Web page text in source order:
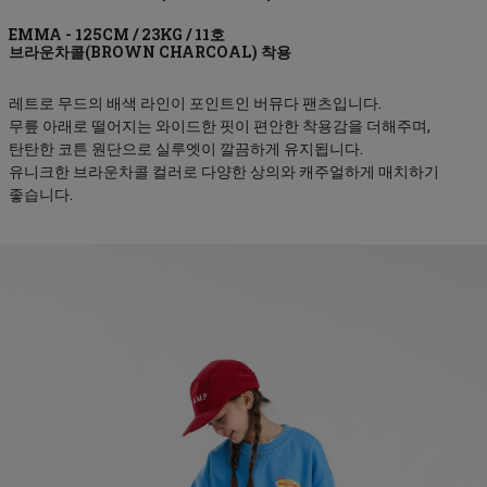
브라운차콜(BROWN CHARCOAL)
레트로 무드의 배색 라인이 포인트인 버뮤다 팬츠입니다.
무릎 아래로 떨어지는 와이드한 핏이 편안한 착용감을 더해주며,
탄탄한 코튼 원단으로 실루엣이 깔끔하게 유지됩니다.
유니크한 브라운차콜 컬러로 다양한 상의와 캐주얼하게 매치하기
좋습니다.